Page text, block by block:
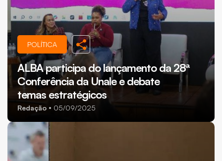
POLÍTICA
ALBA participa do lançamento da 28ª
Conferência da Unale e debate
temas estratégicos
Redação 05/09/2025